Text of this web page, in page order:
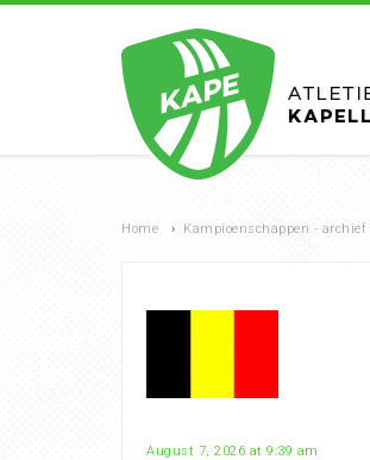
Home › Kampioenschappen - archief
August 7, 2026 at 9:39 am